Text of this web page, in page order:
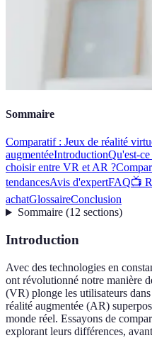
Sommaire
Comparatif : Jeux de réalité
augmentéeIntroductionQu'est-
choisir entre VR et AR ?
tendancesAvis d'expertFAQ📺
achatGlossaireConclusion
Sommaire(12 sections)
Introduction
Avec des technologies en
ont révolutionné notre manière
(VR) plonge les utilisateurs
réalité augmentée (AR)
monde réel. Essayons de
explorant leurs différences,